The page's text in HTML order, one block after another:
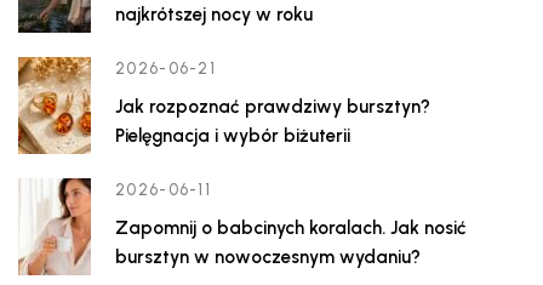
najkrótszej nocy w roku
2026-06-21
Jak rozpoznać prawdziwy bursztyn?
Pielęgnacja i wybór biżuterii
2026-06-11
Zapomnij o babcinych koralach. Jak nosić
bursztyn w nowoczesnym wydaniu?